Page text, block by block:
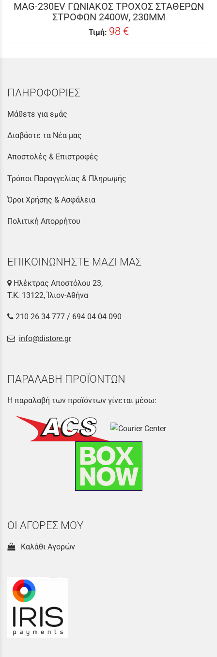
MAG-230EV ΓΩΝΙΑΚΟΣ ΤΡΟΧΟΣ ΣΤΑΘΕΡΩΝ
ΣΤΡΟΦΩΝ 2400W, 230MM
Τιμή: 98 €
ΠΛΗΡΟΦΟΡΙΕΣ
Μάθετε για εμάς
Διαβάστε τα Νέα μας
Αποστολές & Επιστροφές
Τρόποι Παραγγελίας & Πληρωμής
Όροι Χρήσης & Ασφάλεια
Πολιτική Απορρήτου
ΕΠΙΚΟΙΝΩΝΗΣΤΕ ΜΑΖΙ ΜΑΣ
Ηλέκτρας Αποστόλου 23,
Τ.Κ. 13122, Ίλιον-Αθήνα
210 26 34 777 / 694 04 04 090
info@distore.gr
ΠΑΡΑΛΑΒΗ ΠΡΟΪΟΝΤΩΝ
Η παραλαβή των προϊόντων γίνεται μέσω:
ΟΙ ΑΓΟΡΕΣ ΜΟΥ
Καλάθι Αγορών